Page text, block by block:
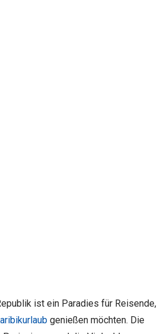
ist ein Paradies für Reisende,
genießen möchten. Die